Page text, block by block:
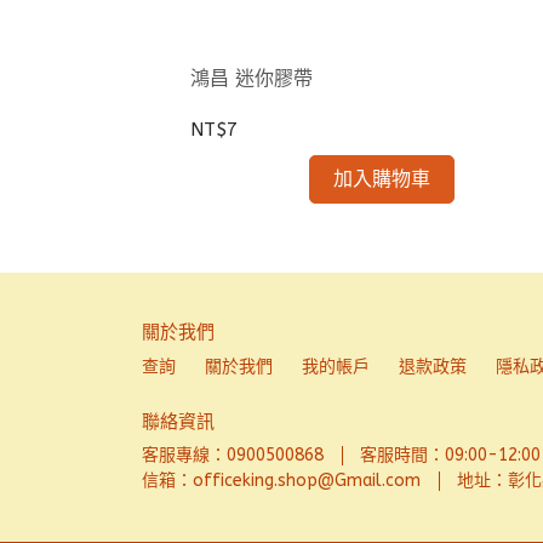
鴻昌 迷你膠帶
NT$7
加入購物車
關於我們
查詢 關於我們 我的帳戶 退款政策 隱私
聯絡資訊
客服專線：0900500868
客服時間：09:00-
信箱：officeking.shop@Gmail.com
地址：彰